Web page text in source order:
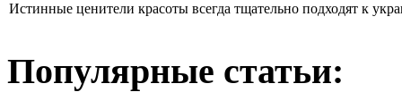
Истинные ценители красоты всегда тщательно подходят к
Популярные статьи: